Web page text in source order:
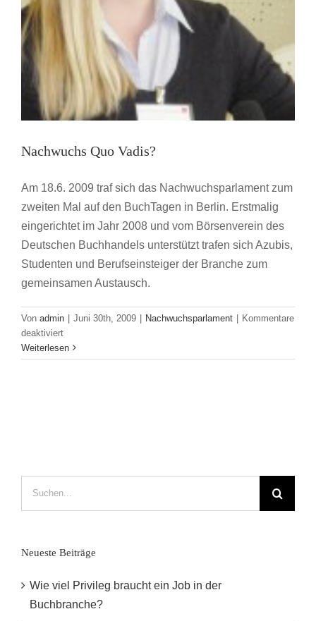
Nachwuchs Quo Vadis?
Am 18.6. 2009 traf sich das Nachwuchsparlament zum
zweiten Mal auf den BuchTagen in Berlin. Erstmalig
eingerichtet im Jahr 2008 und vom Börsenverein des
Deutschen Buchhandels unterstützt trafen sich Azubis,
Studenten und Berufseinsteiger der Branche zum
gemeinsamen Austausch.
Von admin | Juni 30th, 2009 | Nachwuchsparlament | Kommentare
deaktiviertfür
Nachwuchs
Quo
Weiterlesen
Neueste Beiträge
Wie viel Privileg braucht ein Job in der
Buchbranche?